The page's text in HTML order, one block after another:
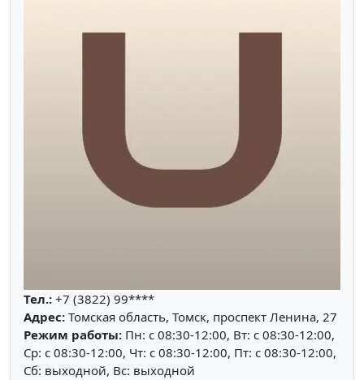
Тел.: +7 (3822) 99****
Адрес: Томская область, Томск, проспект Ленина, 27
Режим работы: Пн: c 08:30-12:00, Вт: c 08:30-12:00,
Ср: c 08:30-12:00, Чт: c 08:30-12:00, Пт: c 08:30-12:00,
Сб: выходной, Вс: выходной